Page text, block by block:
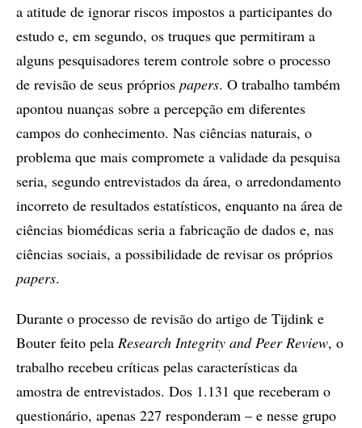
a atitude de ignorar riscos impostos a participantes do
estudo e, em segundo, os truques que permitiram a
alguns pesquisadores terem controle sobre o processo
de revisão de seus próprios papers. O trabalho também
apontou nuanças sobre a percepção em diferentes
campos do conhecimento. Nas ciências naturais, o
problema que mais compromete a validade da pesquisa
seria, segundo entrevistados da área, o arredondamento
incorreto de resultados estatísticos, enquanto na área de
ciências biomédicas seria a fabricação de dados e, nas
ciências sociais, a possibilidade de revisar os próprios
papers.
Durante o processo de revisão do artigo de Tijdink e
Bouter feito pela Research Integrity and Peer Review, o
trabalho recebeu críticas pelas características da
amostra de entrevistados. Dos 1.131 que receberam o
questionário, apenas 227 responderam – e nesse grupo